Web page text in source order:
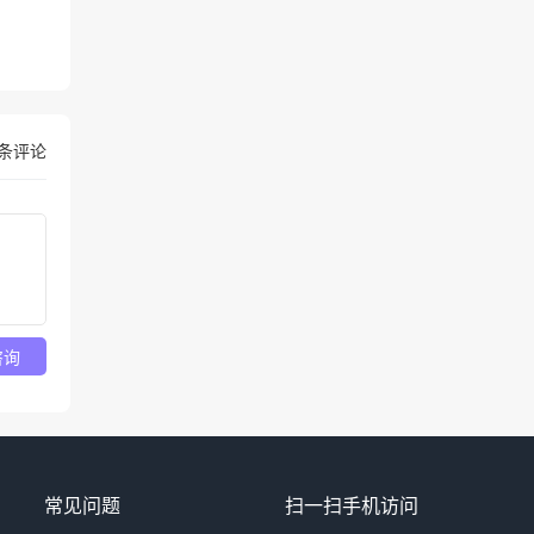
评论
常见问题 扫一扫手机访问